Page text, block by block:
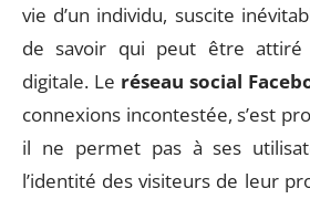
vie d’un individu, suscite
de savoir qui peut être attiré
digitale. Le réseau social
connexions incontestée, s’est
il ne permet pas à ses
l’identité des visiteurs de leur